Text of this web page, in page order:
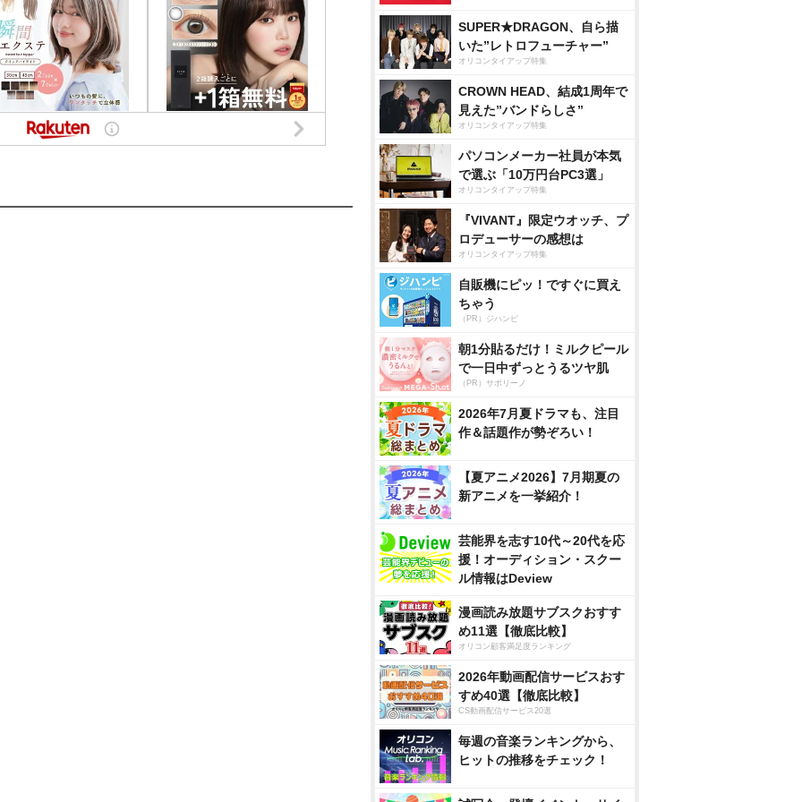
SUPER★DRAGON、自ら描
いた”レトロフューチャー”
オリコンタイアップ特集
CROWN HEAD、結成1周年で
見えた”バンドらしさ”
オリコンタイアップ特集
パソコンメーカー社員が本気
で選ぶ「10万円台PC3選」
オリコンタイアップ特集
『VIVANT』限定ウオッチ、プ
ロデューサーの感想は
オリコンタイアップ特集
自販機にピッ！ですぐに買え
ちゃう
（PR）ジハンピ
朝1分貼るだけ！ミルクピール
で一日中ずっとうるツヤ肌
（PR）サボリーノ
2026年7月夏ドラマも、注目
作＆話題作が勢ぞろい！
【夏アニメ2026】7月期夏の
新アニメを一挙紹介！
芸能界を志す10代～20代を応
援！オーディション・スクー
ル情報はDeview
漫画読み放題サブスクおすす
め11選【徹底比較】
オリコン顧客満足度ランキング
2026年動画配信サービスおす
すめ40選【徹底比較】
CS動画配信サービス20選
毎週の音楽ランキングから、
ヒットの推移をチェック！